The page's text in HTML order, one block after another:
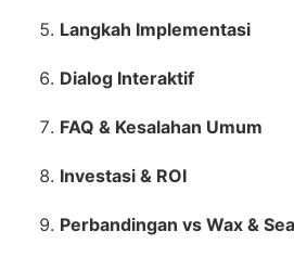
Langkah Implementasi
Dialog Interaktif
FAQ & Kesalahan Umum
Investasi & ROI
Perbandingan vs Wax &